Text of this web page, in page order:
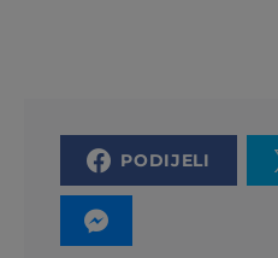
PODIJELI